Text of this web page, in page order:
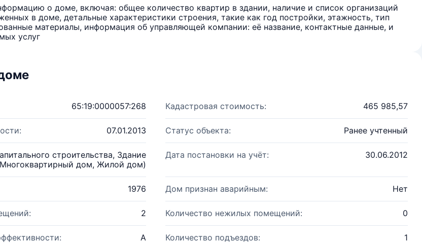
о доме, включая: общее количество квартир в здании, наличие и список организаций
в доме, детальные характеристики строения, такие как год постройки, этажность, тип
материалы, информация об управляющей компании: её название, контактные данные, и
услуг
65:19:0000057:268 Кадастровая стоимость: 465 985,57
07.01.2013 Статус объекта: Ранее учтенный
строительства, Здание
дом, Жилой дом)
Дата постановки на учёт: 30.06.2012
1976 Дом признан аварийным: Нет
2 Количество нежилых помещений: 0
A Количество подъездов: 1